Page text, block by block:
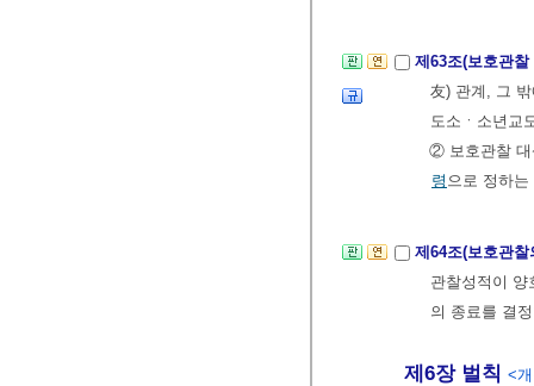
제63조(보호관
友) 관계, 그
도소ㆍ소년교
② 보호관찰 대
령 으로 정하
제64조(보호관
관찰성적이
의 종료를 결
제6장 벌칙 <